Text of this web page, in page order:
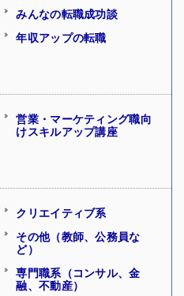
みんなの転職成功談
年収アップの転職
営業・マーケティング職向
けスキルアップ講座
クリエイティブ系
その他（教師、公務員な
ど）
専門職系（コンサル、金
融、不動産）